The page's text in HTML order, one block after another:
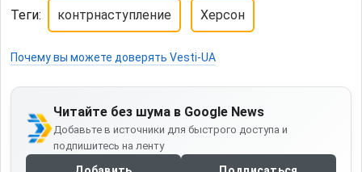
Теги: контрнаступление Херсон
Почему вы можете доверять Vesti-UA
Читайте без шума в Google News
Добавьте в источники для быстрого доступа и
подпишитесь на ленту